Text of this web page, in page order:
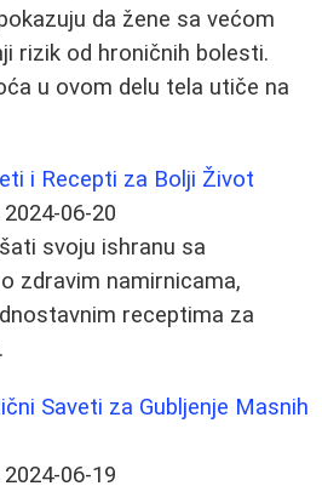
da žene sa većom
rizik od hroničnih bolesti.
u ovom delu tela utiče na
i Recepti za Bolji Život
2024-06-20
svoju ishranu sa
zdravim namirnicama,
receptima za
Saveti za Gubljenje Masnih
2024-06-19